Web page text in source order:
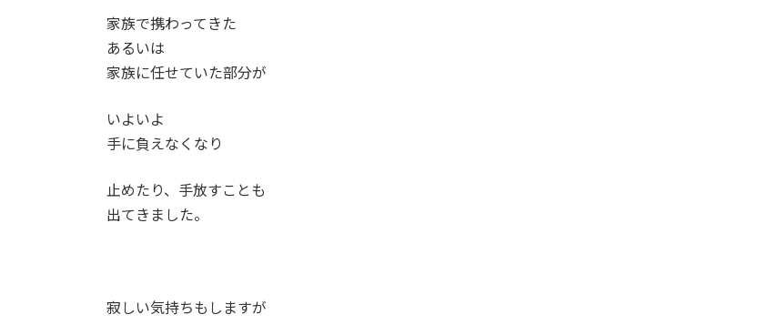
家族で携わってきた
あるいは
家族に任せていた部分が
いよいよ
手に負えなくなり
止めたり、手放すことも
出てきました。
寂しい気持ちもしますが